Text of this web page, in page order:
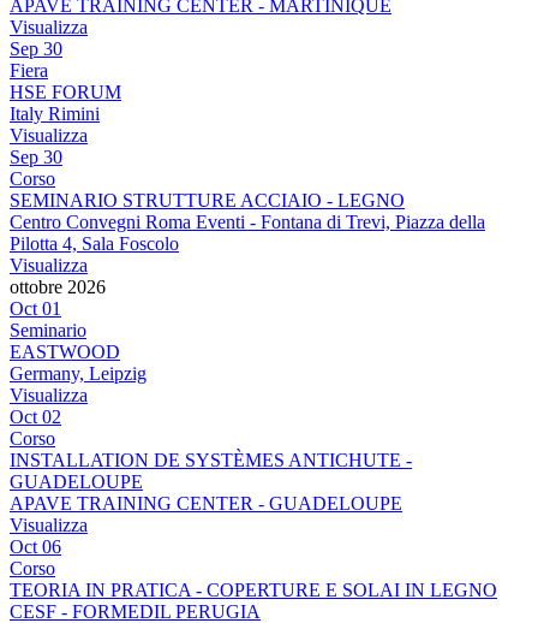
APAVE TRAINING CENTER - MARTINIQUE
Visualizza
Sep 30
Fiera
HSE FORUM
Italy Rimini
Visualizza
Sep 30
Corso
SEMINARIO STRUTTURE ACCIAIO - LEGNO
Centro Convegni Roma Eventi - Fontana di Trevi, Piazza della
Pilotta 4, Sala Foscolo
Visualizza
ottobre 2026
Oct 01
Seminario
EASTWOOD
Germany, Leipzig
Visualizza
Oct 02
Corso
INSTALLATION DE SYSTÈMES ANTICHUTE -
GUADELOUPE
APAVE TRAINING CENTER - GUADELOUPE
Visualizza
Oct 06
Corso
TEORIA IN PRATICA - COPERTURE E SOLAI IN LEGNO
CESF - FORMEDIL PERUGIA